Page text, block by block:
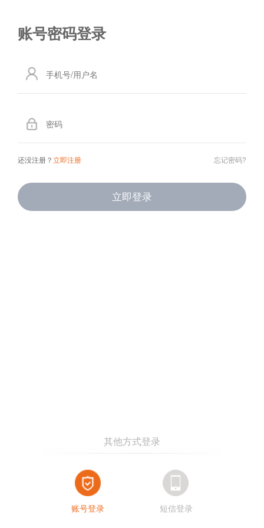
账号登录 短信登录
还没注册？立即注册 忘记密码?
立即登录